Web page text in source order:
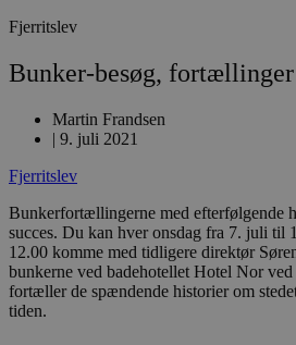
Fjerritslev
Bunker-besøg,
Martin Frandsen
| 9. juli 2021
Fjerritslev
Bunkerfortællingerne med efterfølgende
succes. Du kan hver onsdag fra 7. juli til
12.00 komme med tidligere direktør
bunkerne ved badehotellet Hotel Nor
fortæller de spændende historier om
tiden.